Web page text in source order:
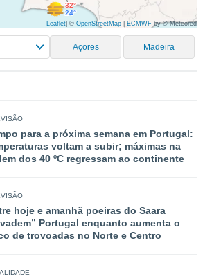
Leaflet © OpenStreetMap ECMWF by © Meteored
32°
24°
Açores Madeira
para a próxima semana em Portugal:
voltam a subir; máximas na
dos 40 ºC regressam ao continente
hoje e amanhã poeiras do Saara
Portugal enquanto aumenta o
de trovoadas no Norte e Centro